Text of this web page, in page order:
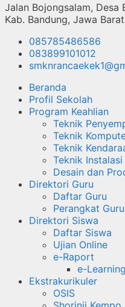
Jalan Bojongsalam, Desa
Kab. Bandung, Jawa
085785486586
083899101012
Beranda
Profil Sekolah
Program Keahlian
Teknik
Teknik
Teknik
Teknik
Desain dan
Direktori Guru
Daftar Guru
Perangkat Guru
Direktori Siswa
Daftar Siswa
Ujian Online
e-Raport
e-Learning
Ekstrakurikuler
OSIS